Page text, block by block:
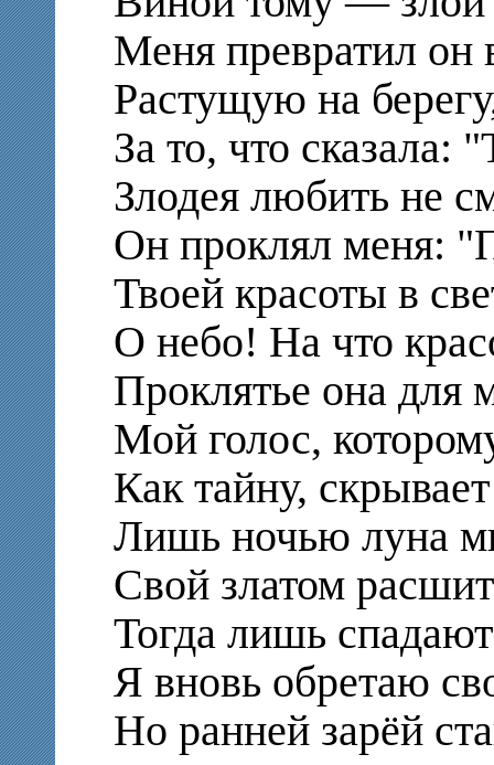
Меня превратил
Растущую на
За то, что сказала:
Злодея любить не
Он проклял меня:
Твоей красоты в
О небо! На что
Проклятье она для
Мой голос,
Как тайну,
Лишь ночью луна
Свой златом
Тогда лишь
Я вновь обретаю
Но ранней зарёй